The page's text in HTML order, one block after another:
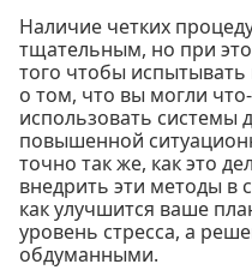
Наличие четких
тщательным, но при
того чтобы испытывать
о том, что вы могли
использовать системы
повышенной
точно так же, как это
внедрить эти методы в
как улучшится ваше
уровень стресса, а
обдуманными.